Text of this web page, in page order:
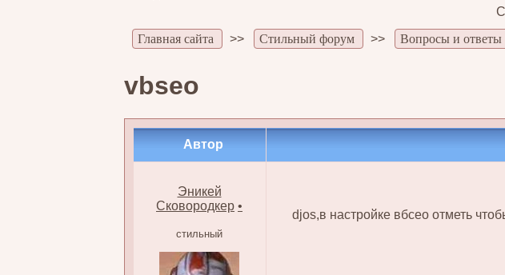
Главная сайта
>> Стильный форум >> Вопросы и ответы
vbseo
Автор
Эникей
Сковородкер •
стильный
djos,в настройке вбсео отметь